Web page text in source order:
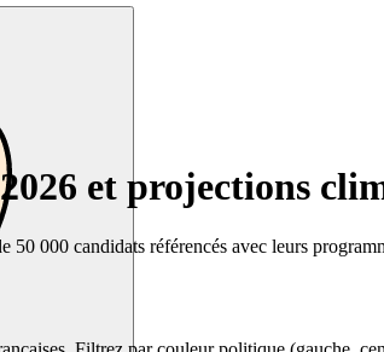
et projections
000 candidats référencés avec leurs